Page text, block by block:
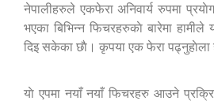
नेपालीहरुले एकफेरा अनिवार्य रुपमा
भएका बिभिन्न फिचरहरुकाे बारेमा हामीले
दिइ सकेका छाै। कृपया एक फेरा पढ्नुहाेला
याे एपमा नयाँ नयाँ फिचरहरु आउने